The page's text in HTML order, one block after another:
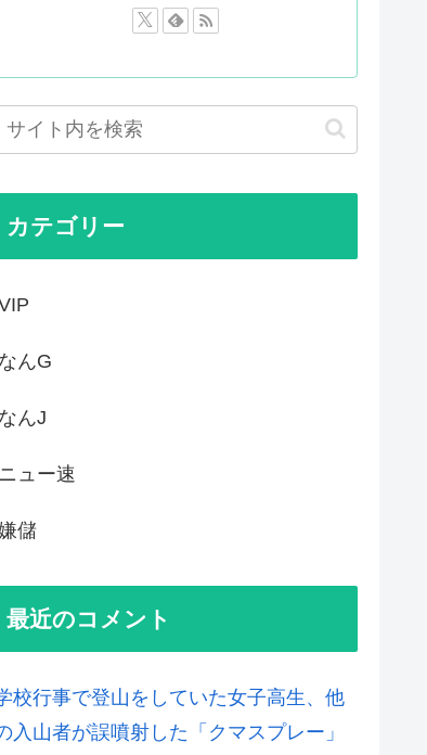
日本の普通のテレビ番...
に敬遠四球が多かった...
知ってることwww
でこんなに嫌われてる...
カテゴリー
なんG
なんJ
ニュー速
儲
最近のコメント
校行事で登山をしていた女子高生、他
入山者が誤噴射した「クマスプレー」